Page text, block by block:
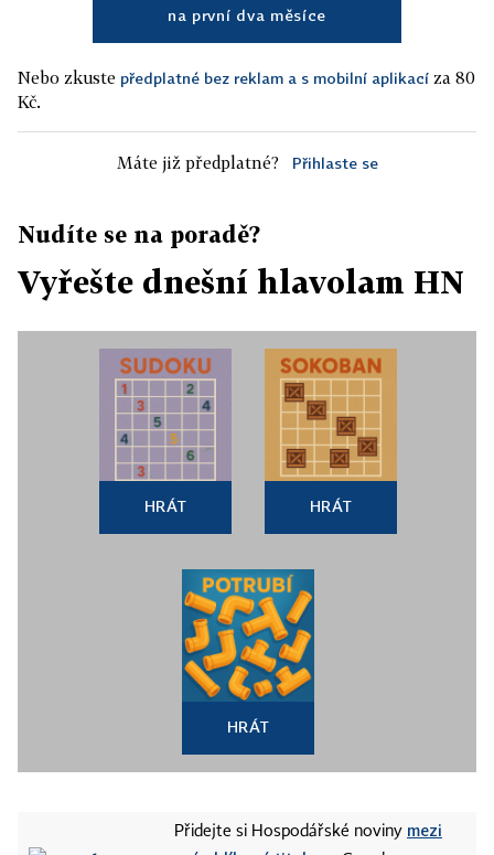
na první dva měsíce
Nebo zkuste předplatné bez reklam a s mobilní aplikací za 80
Kč.
Máte již předplatné? Přihlaste se
Nudíte se na poradě?
Vyřešte dnešní hlavolam HN
HRÁT HRÁT
HRÁT
Přidejte si Hospodářské noviny mezi